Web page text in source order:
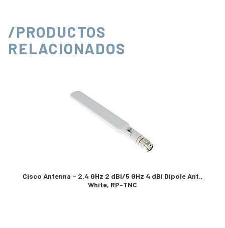
/PRODUCTOS
RELACIONADOS
Cisco Antenna – 2.4 GHz 2 dBi/5 GHz 4 dBi Dipole Ant.,
White, RP-TNC